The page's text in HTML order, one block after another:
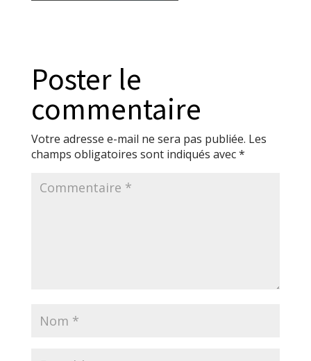
Poster le
commentaire
Votre adresse e-mail ne sera pas publiée. Les
champs obligatoires sont indiqués avec*